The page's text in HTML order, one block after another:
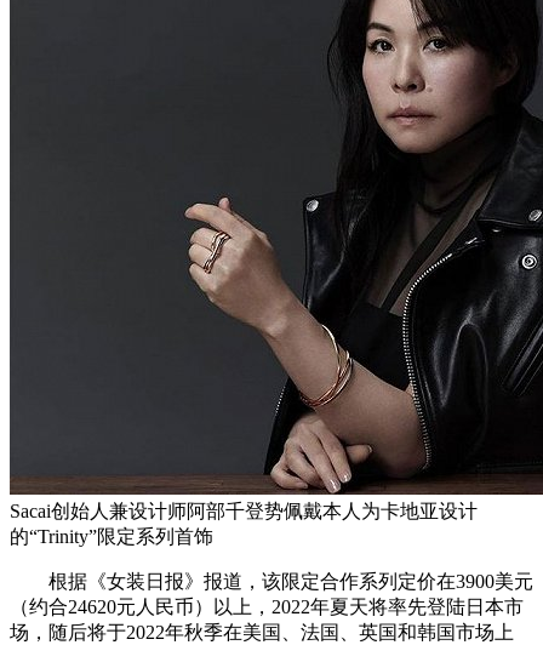
Sacai创始人兼设计师阿部千登势佩戴本人为卡地亚设计
的“Trinity”限定系列首饰
根据《女装日报》报道，该限定合作系列定价在3900美元
（约合24620元人民币）以上，2022年夏天将率先登陆日本市
场，随后将于2022年秋季在美国、法国、英国和韩国市场上